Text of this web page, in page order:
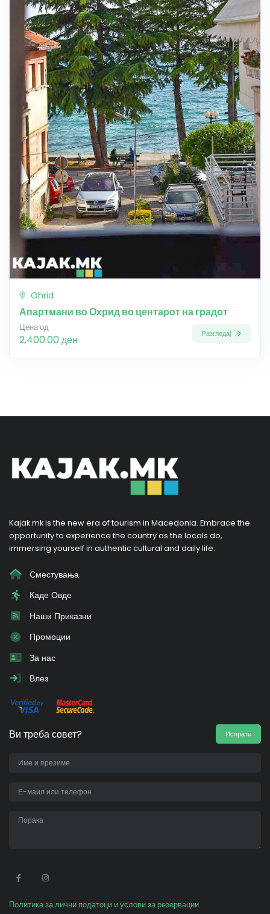
Ohrid
Апартмани во Охрид во центарот на градот
Цена од
2,400.00 ден Разгледај
Kajak.mk is the new era of tourism in Macedonia. Embrace the
opportunity to experience the country as the locals do,
immersing yourself in authentic cultural and daily life.
Сместувања
Каде Овде
Наши Приказни
Промоции
За нас
Влез
Ви треба совет? Испрати
Политика за лични податоци и услови за резервации